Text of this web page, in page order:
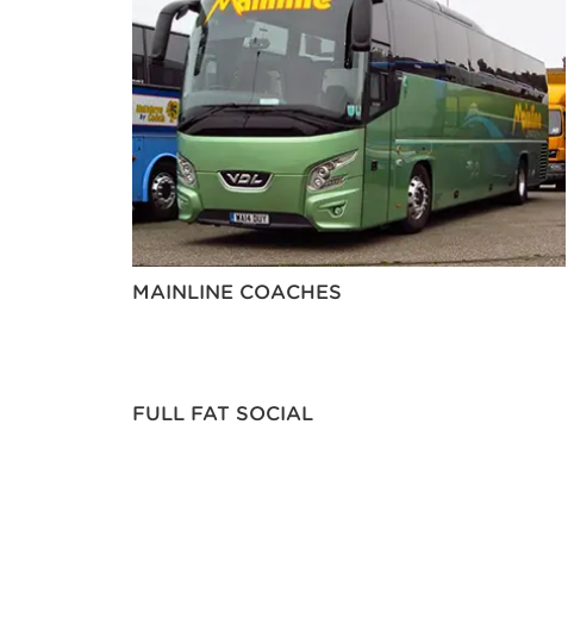
MAINLINE COACHES
FULL FAT SOCIAL